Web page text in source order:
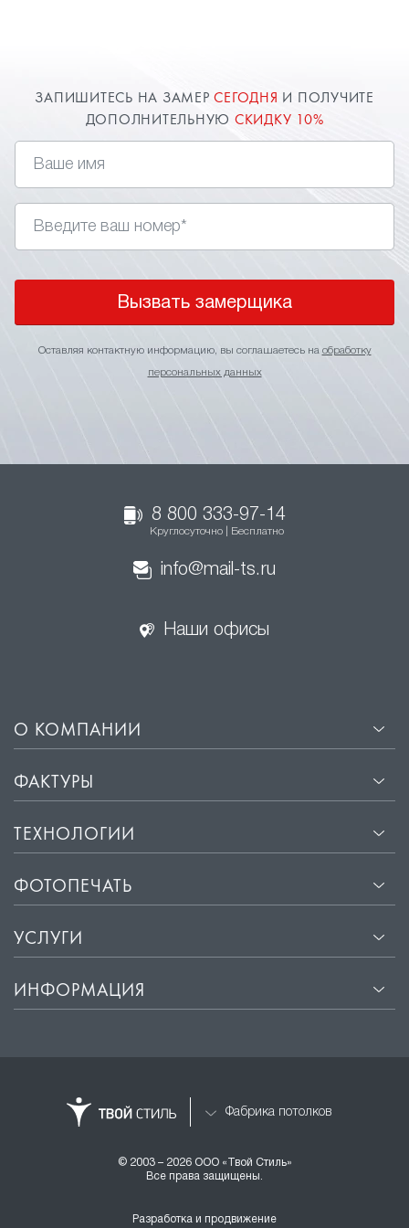
ЗАПИШИТЕСЬ НА ЗАМЕРСЕГОДНЯ И ПОЛУЧИТЕ
ДОПОЛНИТЕЛЬНУЮ СКИДКУ 10%
Вызвать замерщика
Оставляя контактную информацию, вы соглашаетесь на обработку
персональных данных
8 800 333-97-14
Круглосуточно | Бесплатно
info@mail-ts.ru
Наши офисы
О КОМПАНИИ
ФАКТУРЫ
ТЕХНОЛОГИИ
ФОТОПЕЧАТЬ
УСЛУГИ
ИНФОРМАЦИЯ
Фабрика потолков
© 2003 – 2026 ООО «Твой Стиль»
Все права защищены.
Разработка и продвижение